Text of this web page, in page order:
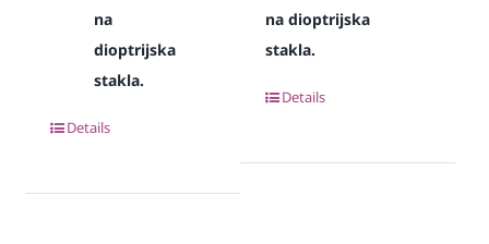
na
dioptrijska
stakla.
Details
na dioptrijska
stakla.
Details